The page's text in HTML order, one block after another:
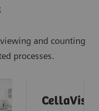
and counting
processes.